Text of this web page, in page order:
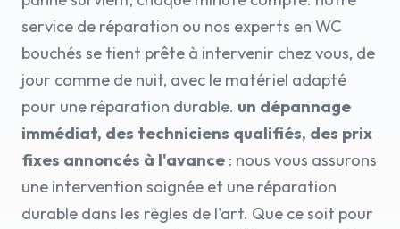
service de réparation ou nos experts en WC
bouchés se tient prête à intervenir chez vous, de
jour comme de nuit, avec le matériel adapté
pour une réparation durable. un dépannage
immédiat, des techniciens qualifiés, des prix
fixes annoncés à l'avance : nous vous assurons
une intervention soignée et une réparation
durable dans les règles de l'art. Que ce soit pour